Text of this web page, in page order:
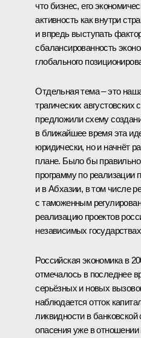
что бизнес, его
активность как внутри
и впредь выступать
сбалансированность
глобального
Отдельная тема – это
трагических
предложили схему
в ближайшее время эта
юридически, но и начнёт
плане. Было бы
программу по
и в Абхазии, в том числе
с таможенным
реализацию проектов
независимых
Российская экономика в
отмечалось в последнее
серьёзных и новых
наблюдается отток
ликвидности в
опасения уже в отношении